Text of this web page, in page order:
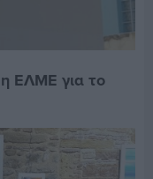
ΕΛΜΕ για το